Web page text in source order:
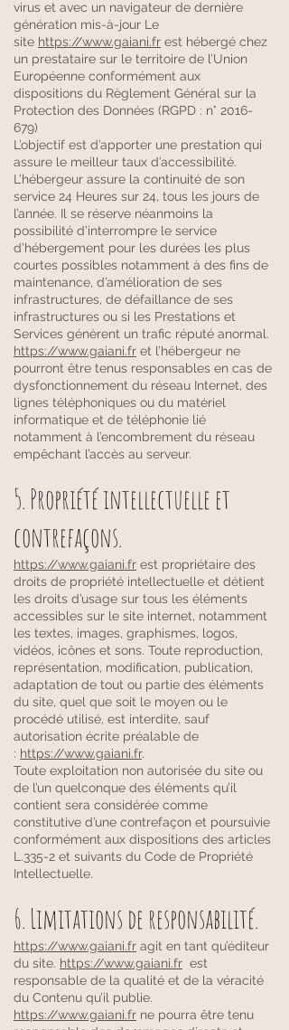
virus et avec un navigateur de dernière
génération mis-à-jour Le
site https://www.gaiani.fr est hébergé chez
un prestataire sur le territoire de l’Union
Européenne conformément aux
dispositions du Règlement Général sur la
Protection des Données (RGPD : n° 2016-
679)
L’objectif est d’apporter une prestation qui
assure le meilleur taux d’accessibilité.
L’hébergeur assure la continuité de son
service 24 Heures sur 24, tous les jours de
l’année. Il se réserve néanmoins la
possibilité d’interrompre le service
d’hébergement pour les durées les plus
courtes possibles notamment à des fins de
maintenance, d’amélioration de ses
infrastructures, de défaillance de ses
infrastructures ou si les Prestations et
Services génèrent un trafic réputé anormal.
https://www.gaiani.fr et l’hébergeur ne
pourront être tenus responsables en cas de
dysfonctionnement du réseau Internet, des
lignes téléphoniques ou du matériel
informatique et de téléphonie lié
notamment à l’encombrement du réseau
empêchant l’accès au serveur.
5. Propriété intellectuelle et
contrefaçons.
https://www.gaiani.fr est propriétaire des
droits de propriété intellectuelle et détient
les droits d’usage sur tous les éléments
accessibles sur le site internet, notamment
les textes, images, graphismes, logos,
vidéos, icônes et sons. Toute reproduction,
représentation, modification, publication,
adaptation de tout ou partie des éléments
du site, quel que soit le moyen ou le
procédé utilisé, est interdite, sauf
autorisation écrite préalable de
: https://www.gaiani.fr.
Toute exploitation non autorisée du site ou
de l’un quelconque des éléments qu’il
contient sera considérée comme
constitutive d’une contrefaçon et poursuivie
conformément aux dispositions des articles
L.335-2 et suivants du Code de Propriété
Intellectuelle.
6. Limitations de responsabilité.
https://www.gaiani.fr agit en tant qu’éditeur
du site. https://www.gaiani.fr est
responsable de la qualité et de la véracité
du Contenu qu’il publie.
https://www.gaiani.fr ne pourra être tenu